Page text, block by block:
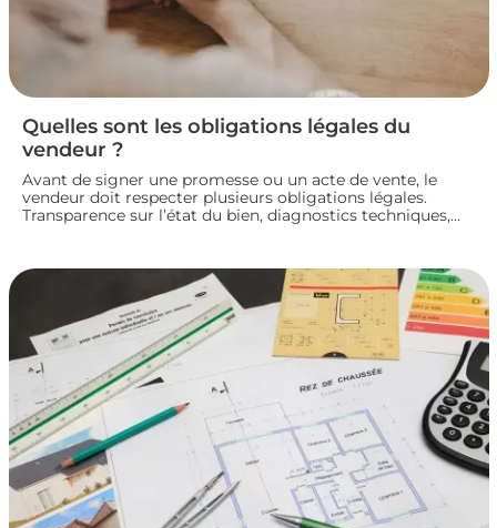
Quelles sont les obligations légales du
vendeur ?
Avant de signer une promesse ou un acte de vente, le
vendeur doit respecter plusieurs obligations légales.
Transparence sur l’état du bien, diagnostics techniques,
l’acheteur. Décryptage des principaux devoirs à connaître
pour vendre un logement en toute conformité et éviter